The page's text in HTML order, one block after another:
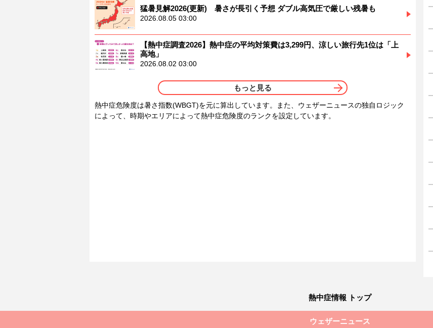
猛暑見解2026(更新) 暑さが長引く予想 ダブル高気圧で厳しい残暑も
2026.08.05 03:00
【熱中症調査2026】熱中症の平均対策費は3,299円、涼しい旅行先1位は「上
高地」
2026.08.02 03:00
もっと見る
熱中症危険度は暑さ指数(WBGT)を元に算出しています。また、ウェザーニュースの独自ロジック
によって、時期やエリアによって熱中症危険度のランクを設定しています。
熱中症情報 トップ
ウェザーニュース